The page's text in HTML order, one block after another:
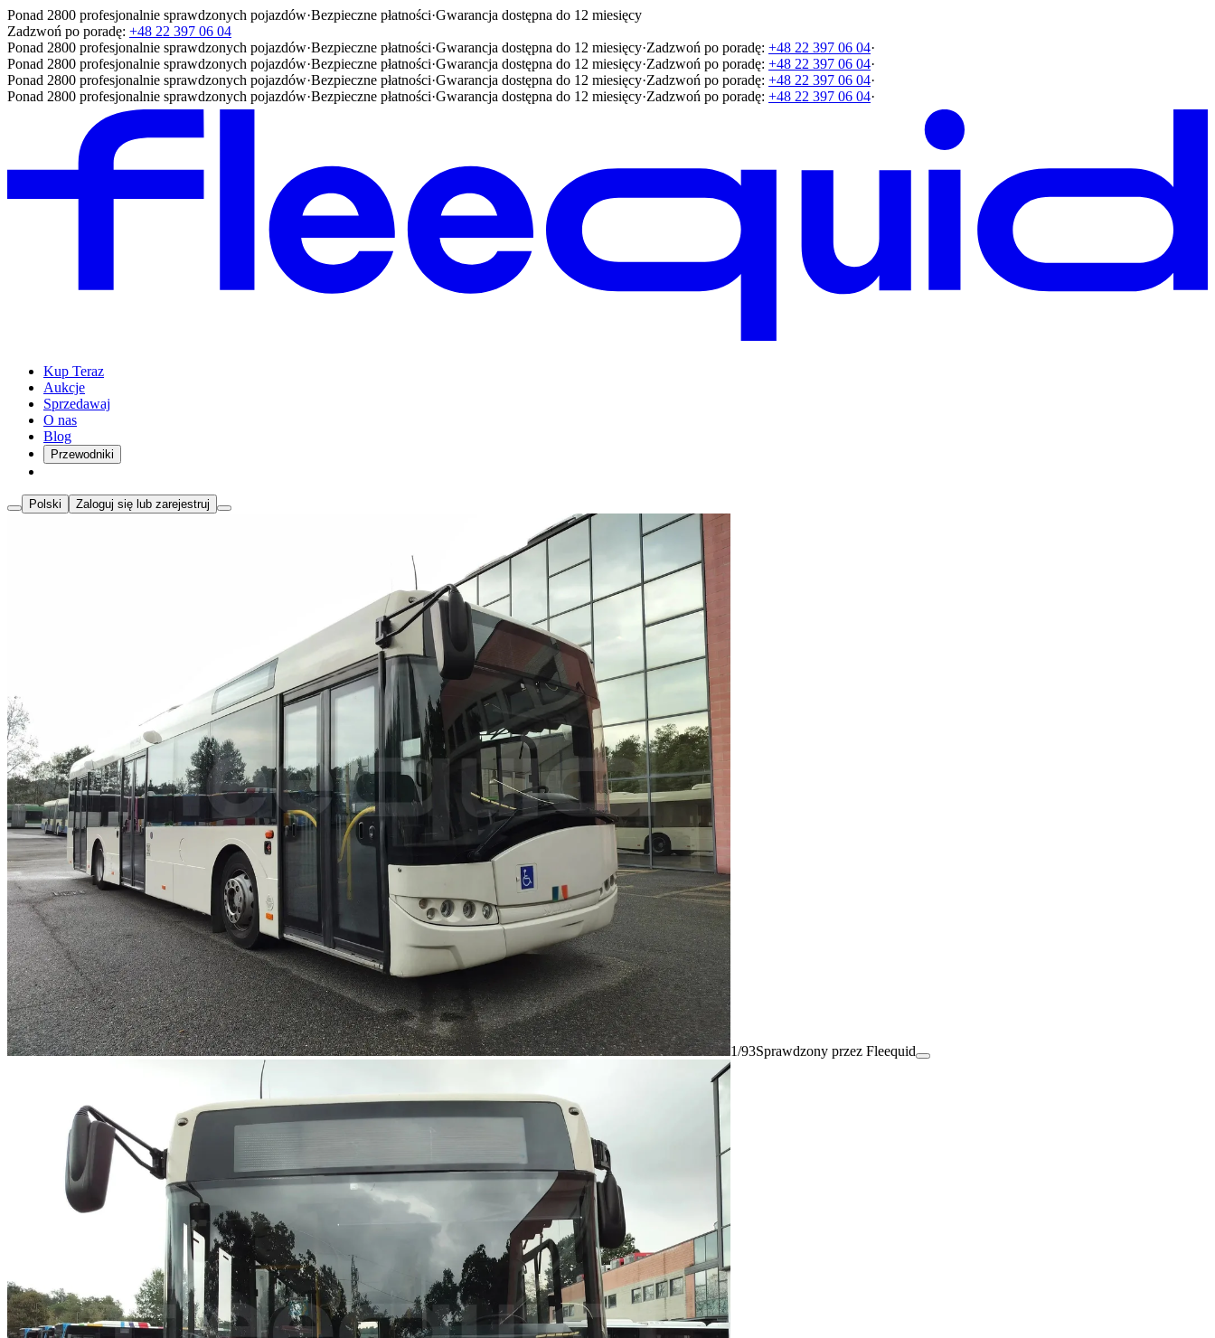
Ponad 2800 profesjonalnie sprawdzonych pojazdów·Bezpieczne płatności·Gwarancja dostępna do 12 miesięcy
Zadzwoń po poradę: +48 22 397 06 04
Ponad 2800 profesjonalnie sprawdzonych pojazdów·Bezpieczne płatności·Gwarancja dostępna do 12 miesięcy·Zadzwoń po poradę: +48 22 397 06 04·
Ponad 2800 profesjonalnie sprawdzonych pojazdów·Bezpieczne płatności·Gwarancja dostępna do 12 miesięcy·Zadzwoń po poradę: +48 22 397 06 04·
Ponad 2800 profesjonalnie sprawdzonych pojazdów·Bezpieczne płatności·Gwarancja dostępna do 12 miesięcy·Zadzwoń po poradę: +48 22 397 06 04·
Ponad 2800 profesjonalnie sprawdzonych pojazdów·Bezpieczne płatności·Gwarancja dostępna do 12 miesięcy·Zadzwoń po poradę: +48 22 397 06 04·
Kup Teraz
Aukcje
Sprzedawaj
O nas
Blog
Przewodniki
Polski Zaloguj się lub zarejestruj
1/93Sprawdzony przez Fleequid